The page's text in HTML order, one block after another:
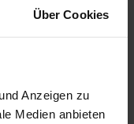
Über Cookies
Anzeigen zu
Medien anbieten